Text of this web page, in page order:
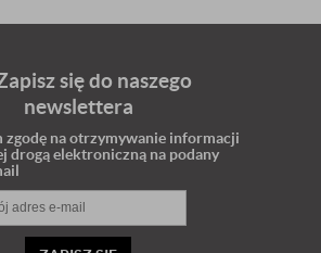
się do naszego
newslettera
zgodę na otrzymywanie informacji
drogą elektroniczną na podany